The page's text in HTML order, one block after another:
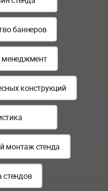
баннеров
менеджмент
конструкций
монтаж стенда
стендов